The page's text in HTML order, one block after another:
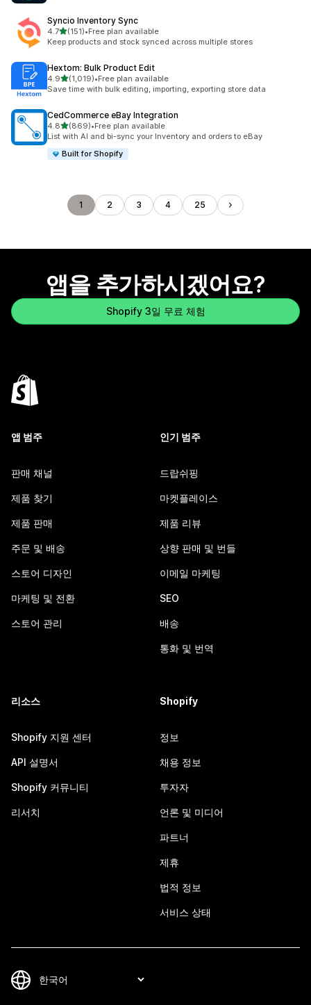
Syncio Inventory Sync
4.7별 5개 중
(151)
총 리뷰 151개
•Free plan available
Keep products and stock synced across multiple stores
Hextom: Bulk Product Edit
4.9별 5개 중
(1,019)
총 리뷰 1019개
•Free plan available
Save time with bulk editing, importing, exporting store data
CedCommerce eBay Integration
4.8별 5개 중
(869)
총 리뷰 869개
•Free plan available
List with AI and bi-sync your Inventory and orders to eBay
Built for Shopify
1 2 3 4 25
앱을 추가하시겠어요?
Shopify 3일 무료 체험
앱 범주
판매 채널
제품 찾기
제품 판매
주문 및 배송
스토어 디자인
마케팅 및 전환
스토어 관리
인기 범주
드랍쉬핑
마켓플레이스
제품 리뷰
상향 판매 및 번들
이메일 마케팅
SEO
배송
통화 및 번역
리소스
Shopify 지원 센터
API 설명서
Shopify 커뮤니티
리서치
Shopify
정보
채용 정보
투자자
언론 및 미디어
파트너
제휴
법적 정보
서비스 상태